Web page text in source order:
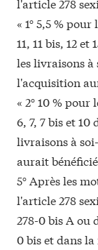
« 1° 5,5 %
11, 11 bis, 12
les livraisons
l'acquisition
« 2° 10 %
6, 7, 7 bis et
livraisons à
aurait
5° Après les
l'article 278
278-0 bis A ou
0 bis et dans